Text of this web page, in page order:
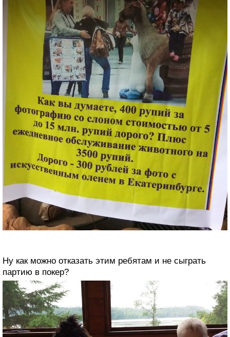
Ну как можно отказать этим ребятам и не сыграть
партию в покер?